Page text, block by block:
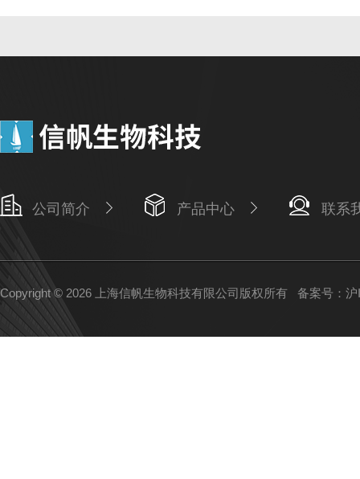
公司简介 产品中心 联系
Copyright © 2026 上海信帆生物科技有限公司版权所有 备案号：